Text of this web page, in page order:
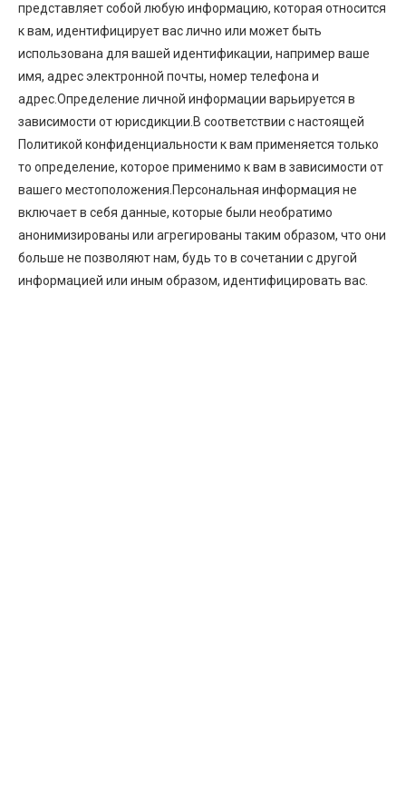
представляет собой любую информацию, которая относится
к вам, идентифицирует вас лично или может быть
использована для вашей идентификации, например ваше
имя, адрес электронной почты, номер телефона и
адрес.Определение личной информации варьируется в
зависимости от юрисдикции.В соответствии с настоящей
Политикой конфиденциальности к вам применяется только
то определение, которое применимо к вам в зависимости от
вашего местоположения.Персональная информация не
включает в себя данные, которые были необратимо
анонимизированы или агрегированы таким образом, что они
больше не позволяют нам, будь то в сочетании с другой
информацией или иным образом, идентифицировать вас.